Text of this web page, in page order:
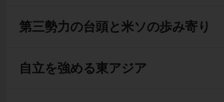
第三勢力の台頭と米ソの歩み寄り
自立を強める東アジア